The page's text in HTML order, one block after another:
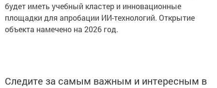
будет иметь учебный кластер и инновационные
площадки для апробации ИИ-технологий. Открытие
объекта намечено на 2026 год.
Следите за самым важным и интересным в